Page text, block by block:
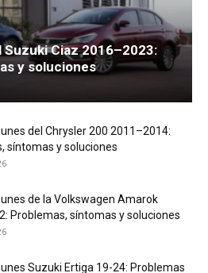
Suzuki Ciaz 2016–2023:
y soluciones
del Chrysler 200 2011–2014:
síntomas y soluciones
de la Volkswagen Amarok
Problemas, síntomas y soluciones
Suzuki Ertiga 19-24: Problemas